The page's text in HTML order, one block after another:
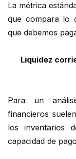
La métrica
que compara lo
que debemos
Liquidez
Para un
financieros
los inventarios
capacidad de